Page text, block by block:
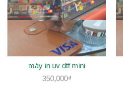
máy in uv dtf mini
350,000₫